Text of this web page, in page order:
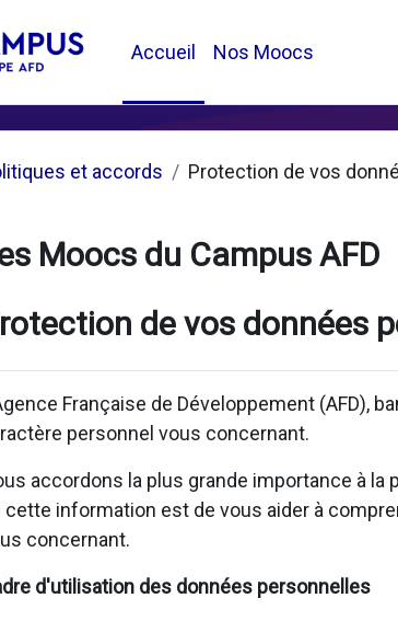
Accueil Nos Moocs
et accords Protection de vos
Moocs du Campus AFD
de vos données
Française de Développement (AFD),
personnel vous concernant.
accordons la plus grande importance à
cette information est de vous aider à
concernant.
d'utilisation des données personnelles